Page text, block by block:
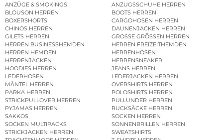
ANZÜGE & SMOKINGS
ANZUGSSCHUHE HERREN
BLOUSON HERREN
BOOTS HERREN
BOXERSHORTS
CARGOHOSEN HERREN
CHINOS HERREN
DAUNENJACKEN HERREN
GILETS HERREN
GROSSE GRÖSSEN HERREN
HERREN BUSINESSHEMDEN
HERREN FREIZEITHEMDEN
HERREN HEMDEN
HERRENHOSEN
HERRENJACKEN
HERRENSNEAKER
HOODIES HERREN
JEANS HERREN
LEDERHOSEN
LEDERJACKEN HERREN
MÄNTEL HERREN
OVERSHIRTS HERREN
PARKA HERREN
POLOSHIRTS HERREN
STRICKPULLOVER HERREN
PULLUNDER HERREN
PYJAMAS HERREN
RUCKSÄCKE HERREN
SAKKOS
SOCKEN HERREN
SOCKEN MULTIPACKS
SONNENBRILLEN HERREN
STRICKJACKEN HERREN
SWEATSHIRTS